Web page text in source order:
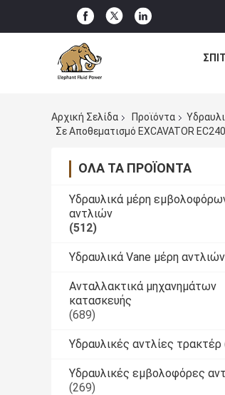
ΣΠΊΤΙ
Αρχική Σελίδα Προϊόντα
Σε Αποθεματισμό EXCAVATOR
ΌΛΑ ΤΑ ΠΡΟΪΌΝΤΑ
Υδραυλικά μέρη
αντλιών
(512)
Υδραυλικά Vane μέρη αντλιών
Ανταλλακτικά μηχανημάτων
κατασκευής
(689)
Υδραυλικές αντλίες τρακτέρ
Υδραυλικές εμβολοφόρες
(269)